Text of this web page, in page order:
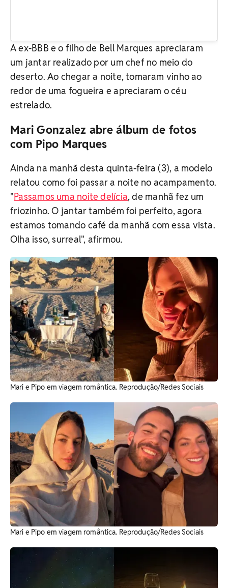
A ex-BBB e o filho de Bell Marques apreciaram
um jantar realizado por um chef no meio do
deserto. Ao chegar a noite, tomaram vinho ao
redor de uma fogueira e apreciaram o céu
estrelado.
Mari Gonzalez abre álbum de fotos
com Pipo Marques
Ainda na manhã desta quinta-feira (3), a modelo
relatou como foi passar a noite no acampamento.
"Passamos uma noite delícia, de manhã fez um
friozinho. O jantar também foi perfeito, agora
estamos tomando café da manhã com essa vista.
Olha isso, surreal", afirmou.
Mari e Pipo em viagem romântica. Reprodução/Redes Sociais
Mari e Pipo em viagem romântica. Reprodução/Redes Sociais